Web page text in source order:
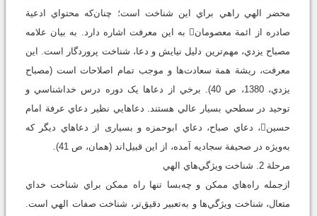
محضر الهي راهي براي اين شناخت است؛ چنان‌که محتواي ادعية
صادره از ائمة معصومان به اين معرفت اشاره دارد. به بيان علامه
مصباح يزدي، مهم‌ترين دليل نيايش و دعا، شناخت پروردگار است. اين
معرفت، ريشة همة سعادت‌ها و موجب تمام اصلاحات است (مصباح
يزدي، 1380، ص 40). برخي از دعاها يک دوره درس خداشناسي و
توحيد در سطحي بسيار عالي هستند. دعاهايي نظير دعاي عرفة امام
حسين، دعاي صباح، دعاي ابوحمزه و بسیاری از دعاهاي ديگر که
به‌ويژه در صحيفة سجاديه آمده، از اين قبيل‌اند (همان، ص 41).
مرحلة 2. شناخت ويژگي‌هاي الهي
ازجمله راه‌هاي ممکن و چه‌بسا تنها راه ممکن براي شناخت خداي
متعال، شناخت ويژگي‌ها و به‌تعبير دقيق‌تر، شناخت صفات الهي است.